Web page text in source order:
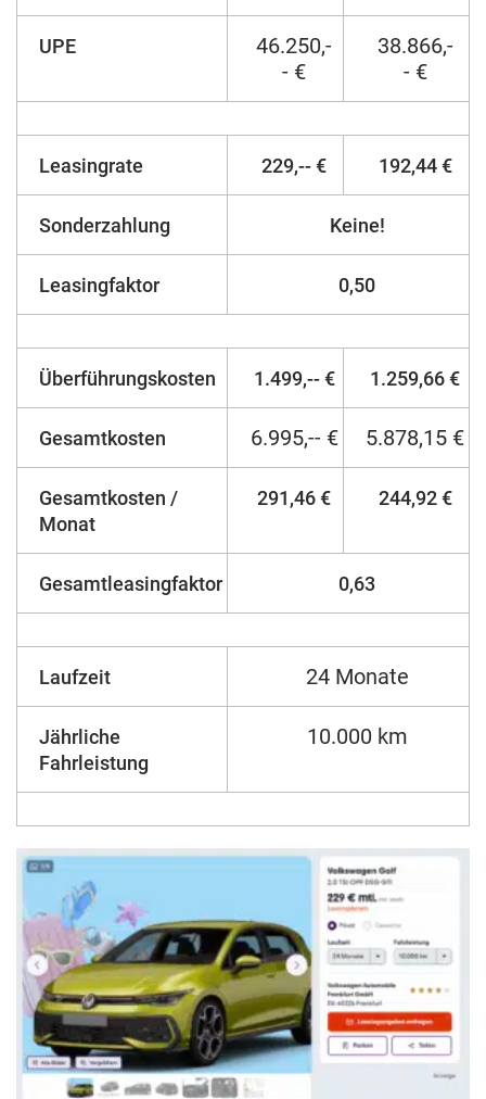
UPE
46.250,-
- €
38.866,-
- €
Leasingrate 229,-- € 192,44 €
Sonderzahlung Keine!
Leasingfaktor 0,50
Überführungskosten 1.499,-- € 1.259,66 €
Gesamtkosten 6.995,-- € 5.878,15 €
Gesamtkosten /
Monat
291,46 € 244,92 €
Gesamtleasingfaktor 0,63
Laufzeit 24 Monate
Jährliche
Fahrleistung
10.000 km